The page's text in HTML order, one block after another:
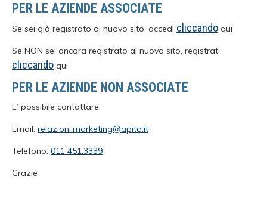
PER LE AZIENDE ASSOCIATE
Se sei già registrato al nuovo sito, accedi cliccando qui
Se NON sei ancora registrato al nuovo sito, registrati
cliccando qui
PER LE AZIENDE NON ASSOCIATE
E’ possibile contattare:
Email: relazioni.marketing@apito.it
Telefono: 011 451.3339
Grazie